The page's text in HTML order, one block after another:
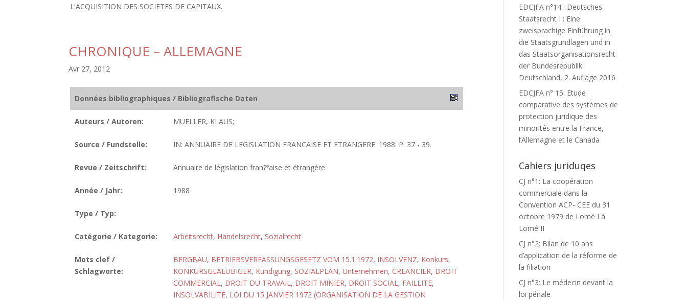
L'ACQUISITION DES SOCIETES DE CAPITAUX.
CHRONIQUE – ALLEMAGNE
Avr 27, 2012
Données bibliographiques / Bibliografische Daten
Auteurs / Autoren: MUELLER, KLAUS;
Source / Fundstelle: IN: ANNUAIRE DE LEGISLATION FRANCAISE ET ETRANGERE. 1988. P. 37 - 39.
Revue / Zeitschrift: Annuaire de législation fran?ºaise et étrangère
Année / Jahr: 1988
Type / Typ:
Catégorie / Kategorie: Arbeitsrecht, Handelsrecht, Sozialrecht
Mots clef /
Schlagworte:
BERGBAU, BETRIEBSVERFASSUNGSGESETZ VOM 15.1.1972, INSOLVENZ, Konkurs,
KONKURSGLAEUBIGER, Kündigung, SOZIALPLAN, Unternehmen, CREANCIER, DROIT
COMMERCIAL, DROIT DU TRAVAIL, DROIT MINIER, DROIT SOCIAL, FAILLITE,
INSOLVABILITE, LOI DU 15 JANVIER 1972 (ORGANISATION DE LA GESTION
EDCJFA n°14 : Deutsches
Staatsrecht I : Eine
zweisprachige Einführung in
die Staatsgrundlagen und in
das Staatsorganisationsrecht
der Bundesrepublik
Deutschland, 2. Auflage 2016
EDCJFA n° 15: Etude
comparative des systèmes de
protection juridique des
minorités entre la France,
l’Allemagne et le Canada
Cahiers juriduqes
CJ n°1: La coopération
commerciale dans la
Convention ACP- CEE du 31
octobre 1979 de Lomé I à
Lomé II
CJ n°2: Bilan de 10 ans
d’application de la réforme de
la filiation
CJ n°3: Le médecin devant la
loi pénale